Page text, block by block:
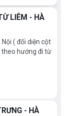
LIÊM - HÀ
( đối diện cột
theo hướng đi từ
- HÀ